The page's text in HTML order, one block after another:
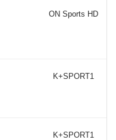
ON Sports HD
K+SPORT1
K+SPORT1